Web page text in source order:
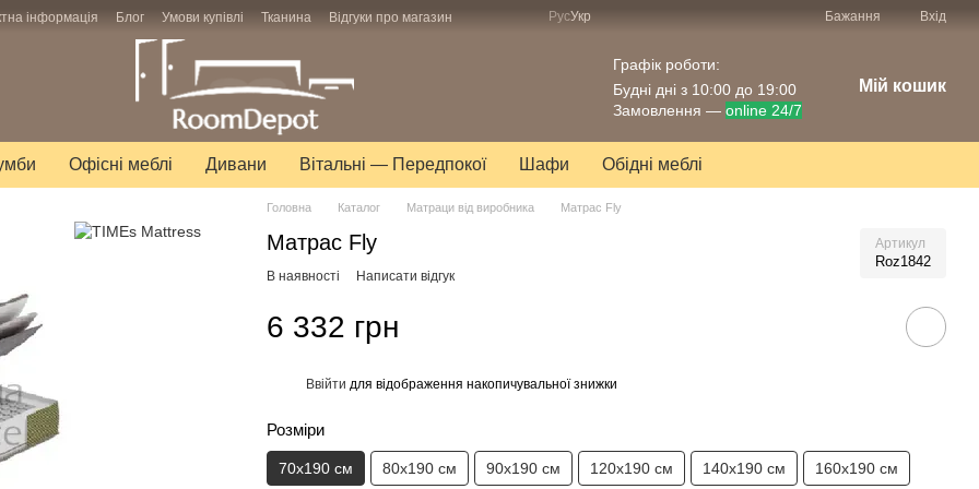
інформація Блог Умови купівлі Тканина Відгуки про магазин РусУкр Бажання Вхід
Графік роботи:
Будні дні з 10:00 до 19:00
Замовлення — online 24/7
Мій кошик
Офісні меблі Дивани Вітальні — Передпокої Шафи Обідні меблі
Головна Каталог Матраци від виробника Матрас Fly
Матрас Fly Артикул
Roz1842
В наявності Написати відгук
6 332 грн
Ввійти для відображення накопичувальної знижки
Розміри
70х190 см 80х190 см 90х190 см 120х190 см 140х190 см 160х190 см